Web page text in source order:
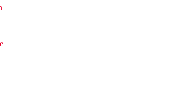
(19.30-21.30)
de productie locala (11.00-23.30)
modifica. Este necesara tinuta formala pentru cina.